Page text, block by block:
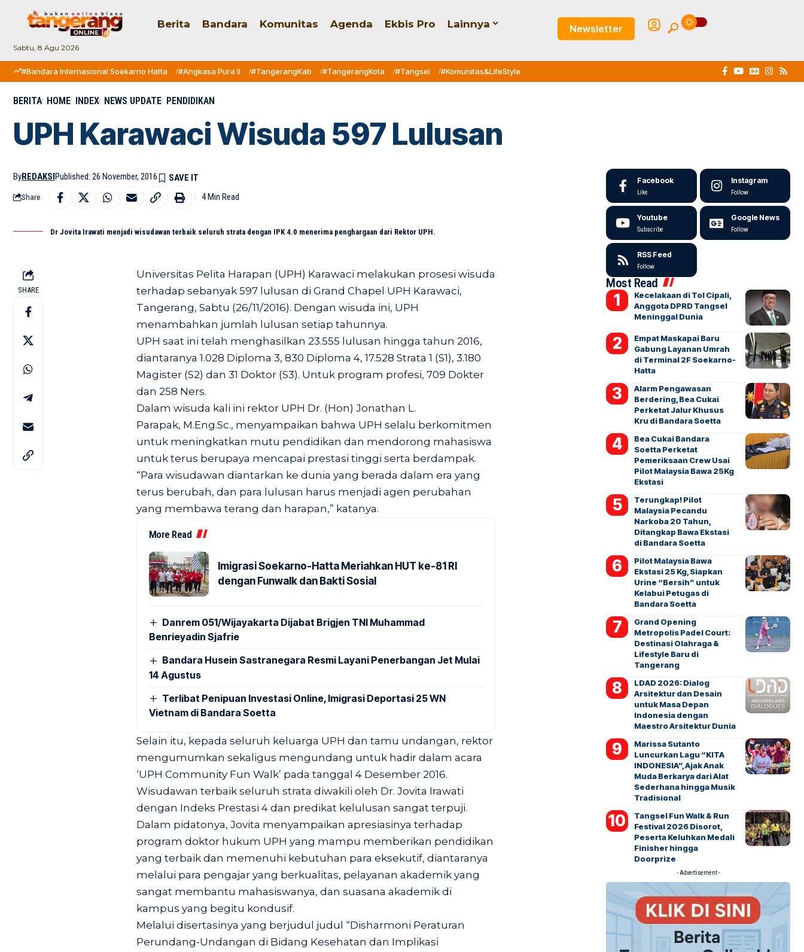
Sabtu, 8 Agu 2026
Berita Bandara Komunitas Agenda Ekbis Pro Lainnya Newsletter
#Bandara Internasional Soekarno Hatta #Angkasa Pura II #TangerangKab #TangerangKota #Tangsel #Komunitas&LifeStyle
BERITA HOME INDEX NEWS UPDATE PENDIDIKAN
UPH Karawaci Wisuda 597 Lulusan
ByREDAKSIPublished: 26 November, 2016
Share 4 Min Read
Dr Jovita Irawati menjadi wisudawan terbaik seluruh strata dengan IPK 4.0 menerima penghargaan dari Rektor UPH.
SHARE
Universitas Pelita Harapan (UPH) Karawaci melakukan prosesi wisuda
terhadap sebanyak 597 lulusan di Grand Chapel UPH Karawaci,
Tangerang, Sabtu (26/11/2016). Dengan wisuda ini, UPH
menambahkan jumlah lulusan setiap tahunnya.
UPH saat ini telah menghasilkan 23.555 lulusan hingga tahun 2016,
diantaranya 1.028 Diploma 3, 830 Diploma 4, 17.528 Strata 1 (S1), 3.180
Magister (S2) dan 31 Doktor (S3). Untuk program profesi, 709 Dokter
dan 258 Ners.
Dalam wisuda kali ini rektor UPH Dr. (Hon) Jonathan L.
Parapak, M.Eng.Sc., menyampaikan bahwa UPH selalu berkomitmen
untuk meningkatkan mutu pendidikan dan mendorong mahasiswa
untuk terus berupaya mencapai prestasi tinggi serta berdampak.
“Para wisudawan diantarkan ke dunia yang berada dalam era yang
terus berubah, dan para lulusan harus menjadi agen perubahan
yang membawa terang dan harapan,” katanya.
More Read
Imigrasi Soekarno-Hatta Meriahkan HUT ke-81 RI
dengan Funwalk dan Bakti Sosial
Danrem 051/Wijayakarta Dijabat Brigjen TNI Muhammad
Benrieyadin Sjafrie
Bandara Husein Sastranegara Resmi Layani Penerbangan Jet Mulai
14 Agustus
Terlibat Penipuan Investasi Online, Imigrasi Deportasi 25 WN
Vietnam di Bandara Soetta
Selain itu, kepada seluruh keluarga UPH dan tamu undangan, rektor
mengumumkan sekaligus mengundang untuk hadir dalam acara
‘UPH Community Fun Walk’ pada tanggal 4 Desember 2016.
Wisudawan terbaik seluruh strata diwakili oleh Dr. Jovita Irawati
dengan Indeks Prestasi 4 dan predikat kelulusan sangat terpuji.
Dalam pidatonya, Jovita menyampaikan apresiasinya terhadap
program doktor hukum UPH yang mampu memberikan pendidikan
yang terbaik dan memenuhi kebutuhan para eksekutif, diantaranya
melalui para pengajar yang berkualitas, pelayanan akademik yang
sangat membantu mahasiswanya, dan suasana akademik di
kampus yang begitu kondusif.
Melalui disertasinya yang berjudul judul “Disharmoni Peraturan
Perundang-Undangan di Bidang Kesehatan dan Implikasi
Facebook
Like
Instagram
Follow
Youtube
Subscribe
Google News
Follow
RSS Feed
Follow
Most Read
Kecelakaan di Tol Cipali,
Anggota DPRD Tangsel
Meninggal Dunia
Empat Maskapai Baru
Gabung Layanan Umrah
di Terminal 2F Soekarno-
Hatta
Alarm Pengawasan
Berdering, Bea Cukai
Perketat Jalur Khusus
Kru di Bandara Soetta
Bea Cukai Bandara
Soetta Perketat
Pemeriksaan Crew Usai
Pilot Malaysia Bawa 25Kg
Ekstasi
Terungkap! Pilot
Malaysia Pecandu
Narkoba 20 Tahun,
Ditangkap Bawa Ekstasi
di Bandara Soetta
Pilot Malaysia Bawa
Ekstasi 25 Kg, Siapkan
Urine “Bersih” untuk
Kelabui Petugas di
Bandara Soetta
Grand Opening
Metropolis Padel Court:
Destinasi Olahraga &
Lifestyle Baru di
Tangerang
LDAD 2026: Dialog
Arsitektur dan Desain
untuk Masa Depan
Indonesia dengan
Maestro Arsitektur Dunia
Marissa Sutanto
Luncurkan Lagu “KITA
INDONESIA”, Ajak Anak
Muda Berkarya dari Alat
Sederhana hingga Musik
Tradisional
Tangsel Fun Walk & Run
Festival 2026 Disorot,
Peserta Keluhkan Medali
Finisher hingga
Doorprize
- Advertisement -